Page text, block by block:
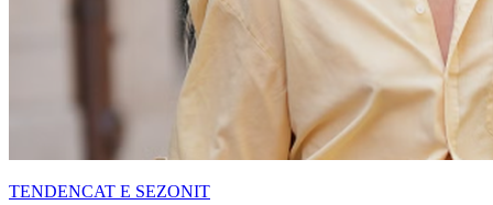
TENDENCAT E SEZONIT